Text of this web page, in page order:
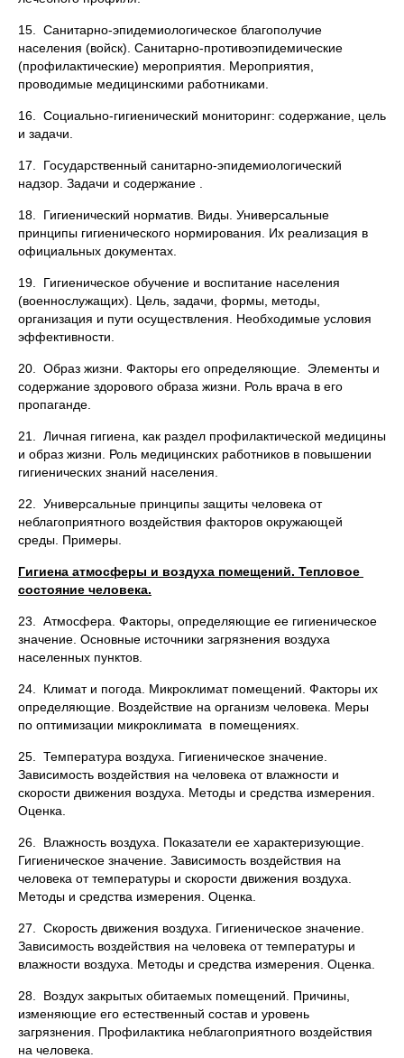
15. Санитарно-эпидемиологическое благополучие
населения (войск). Санитарно-противоэпидемические
(профилактические) мероприятия. Мероприятия,
проводимые медицинскими работниками.
16. Социально-гигиенический мониторинг: содержание, цель
и задачи.
17. Государственный санитарно-эпидемиологический
надзор. Задачи и содержание .
18. Гигиенический норматив. Виды. Универсальные
принципы гигиенического нормирования. Их реализация в
официальных документах.
19. Гигиеническое обучение и воспитание населения
(военнослужащих). Цель, задачи, формы, методы,
организация и пути осуществления. Необходимые условия
эффективности.
20. Образ жизни. Факторы его определяющие. Элементы и
содержание здорового образа жизни. Роль врача в его
пропаганде.
21. Личная гигиена, как раздел профилактической медицины
и образ жизни. Роль медицинских работников в повышении
гигиенических знаний населения.
22. Универсальные принципы защиты человека от
неблагоприятного воздействия факторов окружающей
среды. Примеры.
Гигиена атмосферы и воздуха помещений. Тепловое
состояние человека.
23. Атмосфера. Факторы, определяющие ее гигиеническое
значение. Основные источники загрязнения воздуха
населенных пунктов.
24. Климат и погода. Микроклимат помещений. Факторы их
определяющие. Воздействие на организм человека. Меры
по оптимизации микроклимата в помещениях.
25. Температура воздуха. Гигиеническое значение.
Зависимость воздействия на человека от влажности и
скорости движения воздуха. Методы и средства измерения.
Оценка.
26. Влажность воздуха. Показатели ее характеризующие.
Гигиеническое значение. Зависимость воздействия на
человека от температуры и скорости движения воздуха.
Методы и средства измерения. Оценка.
27. Скорость движения воздуха. Гигиеническое значение.
Зависимость воздействия на человека от температуры и
влажности воздуха. Методы и средства измерения. Оценка.
28. Воздух закрытых обитаемых помещений. Причины,
изменяющие его естественный состав и уровень
загрязнения. Профилактика неблагоприятного воздействия
на человека.